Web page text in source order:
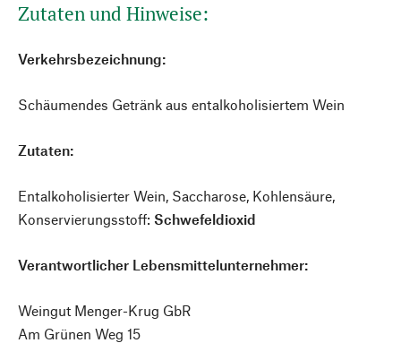
Zutaten und Hinweise:
Verkehrsbezeichnung:
Schäumendes Getränk aus entalkoholisiertem Wein
Zutaten:
Entalkoholisierter Wein, Saccharose, Kohlensäure,
Konservierungsstoff: Schwefeldioxid
Verantwortlicher Lebensmittelunternehmer:
Weingut Menger-Krug GbR
Am Grünen Weg 15